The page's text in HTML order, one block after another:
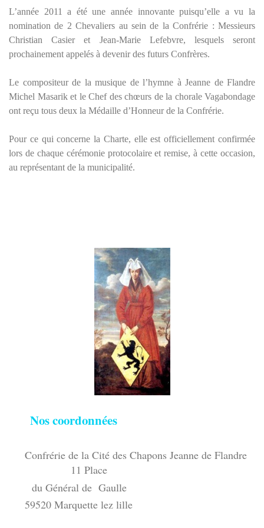
L’année 2011 a été une année innovante puisqu’elle a vu la
nomination de 2 Chevaliers au sein de la Confrérie : Messieurs
Christian Casier et Jean-Marie Lefebvre, lesquels seront
prochainement appelés à devenir des futurs Confrères.
Le compositeur de la musique de l’hymne à Jeanne de Flandre
Michel Masarik et le Chef des chœurs de la chorale Vagabondage
ont reçu tous deux la Médaille d’Honneur de la Confrérie.
Pour ce qui concerne la Charte, elle est officiellement confirmée
lors de chaque cérémonie protocolaire et remise, à cette occasion,
au représentant de la municipalité.
Nos coordonnées
Confrérie de la Cité des Chapons Jeanne de Flandre
11 Place
du Général de Gaulle
59520 Marquette lez lille